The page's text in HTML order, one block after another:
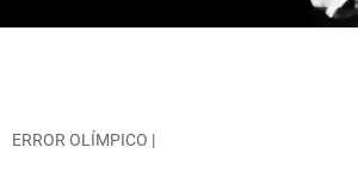
ERROR OLÍMPICO |